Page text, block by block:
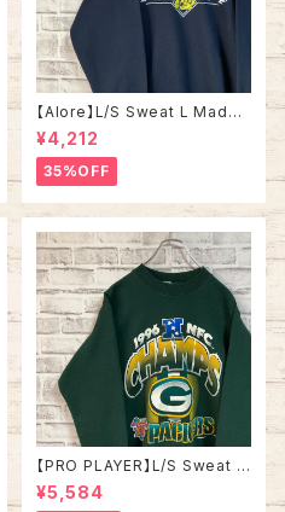
【Alore】L/S Sweat L Made i
n USA 90s 社交クラブ プロモ
ーション スウェット トレーナー
USA製 vintage ヴィンテージ
アメリカ USA 古着
¥4,212
35%OFF
【PRO PLAYER】L/S Sweat L
相当 90s Made in USA “PA
CKERS” NFL チームモノ スウ
¥5,584